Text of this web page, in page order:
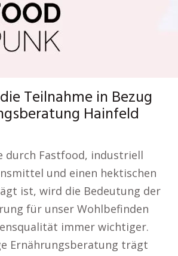
Teilnahme in Bezug
Hainfeld
durch Fastfood, industriell
und einen hektischen
ist, wird die Bedeutung der
für unser Wohlbefinden
immer wichtiger.
Ernährungsberatung trägt